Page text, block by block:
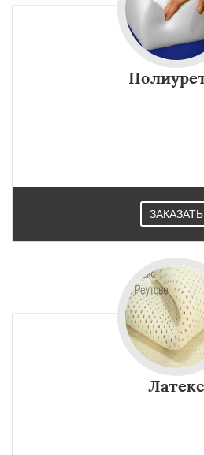
ЗАКАЗАТЬ
Латекс